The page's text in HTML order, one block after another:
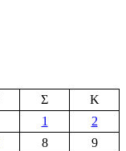
Σ
Κ
1
2
8
9